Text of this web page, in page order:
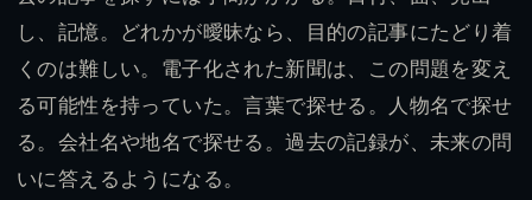
し、記憶。どれかが曖昧なら、目的の記事にたどり着
くのは難しい。電子化された新聞は、この問題を変え
る可能性を持っていた。言葉で探せる。人物名で探せ
る。会社名や地名で探せる。過去の記録が、未来の問
いに答えるようになる。